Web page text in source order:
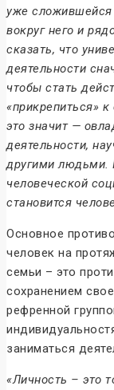
уже
вокруг него и
сказать, что
деятельности
чтобы стать
«прикрепиться»
это значит —
деятельности,
другими людьми.
человеческой
становится
Основное
человек на
семьи – это
сохранением
рефренной
заниматься
«Личность – это